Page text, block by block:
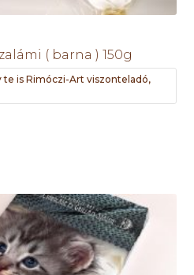
( barna ) 150g
is Rimóczi-Art viszonteladó,